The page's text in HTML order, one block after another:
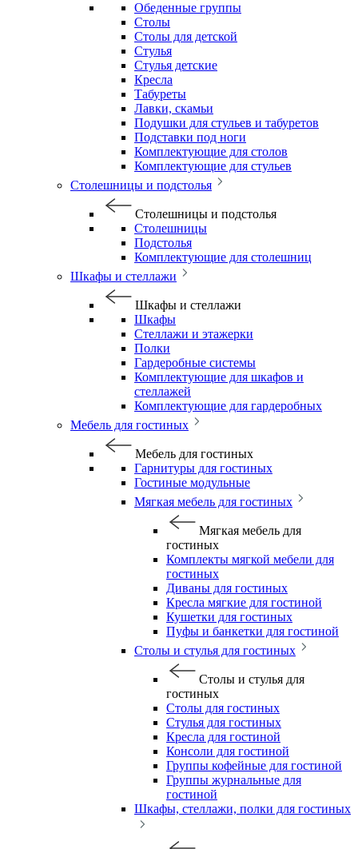
Обеденные группы
Столы
Столы для детской
Стулья
Стулья детские
Кресла
Табуреты
Лавки, скамьи
Подушки для стульев и табуретов
Подставки под ноги
Комплектующие для столов
Комплектующие для стульев
Столешницы и подстолья
Столешницы и подстолья
Столешницы
Подстолья
Комплектующие для столешниц
Шкафы и стеллажи
Шкафы и стеллажи
Шкафы
Стеллажи и этажерки
Полки
Гардеробные системы
Комплектующие для шкафов и
стеллажей
Комплектующие для гардеробных
Мебель для гостиных
Мебель для гостиных
Гарнитуры для гостиных
Гостиные модульные
Мягкая мебель для гостиных
Мягкая мебель для
гостиных
Комплекты мягкой мебели для
гостиных
Диваны для гостиных
Кресла мягкие для гостиной
Кушетки для гостиных
Пуфы и банкетки для гостиной
Столы и стулья для гостиных
Столы и стулья для
гостиных
Столы для гостиных
Стулья для гостиных
Кресла для гостиной
Консоли для гостиной
Группы кофейные для гостиной
Группы журнальные для
гостиной
Шкафы, стеллажи, полки для гостиных